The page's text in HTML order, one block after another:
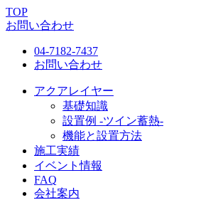
TOP
お問い合わせ
04-7182-7437
お問い合わせ
アクアレイヤー
基礎知識
設置例 -ツイン蓄熱-
機能と設置方法
施工実績
イベント情報
FAQ
会社案内